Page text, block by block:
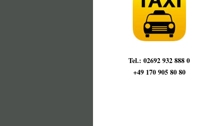
Tel.: 02692 932 888 0
+49 170 905 80 80